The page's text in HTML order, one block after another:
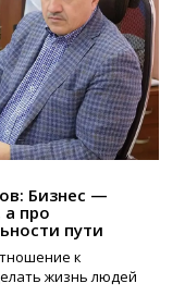
Бизнес —
а про
пути
к
жизнь людей